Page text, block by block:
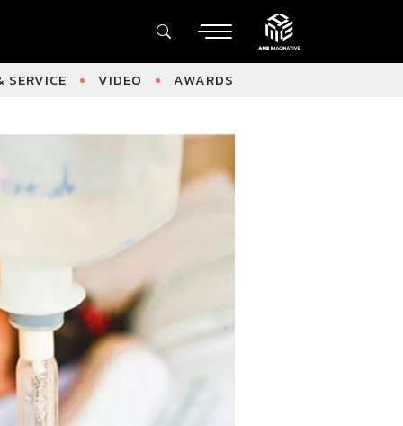
SERVICE VIDEO AWARDS